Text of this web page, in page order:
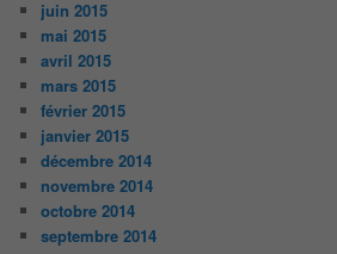
juin 2015
mai 2015
avril 2015
mars 2015
février 2015
janvier 2015
décembre 2014
novembre 2014
octobre 2014
septembre 2014